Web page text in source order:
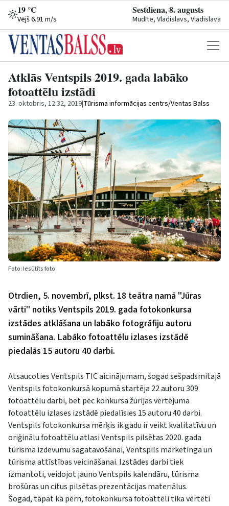
19 °C
Vējš 6.91 m/s
Sestdiena, 8. augusts
Mudīte, Vladislavs, Vladislava
Atklās Ventspils 2019. gada labāko
fotoattēlu izstādi
23. oktobris, 12:32, 2019|Tūrisma informācijas centrs/Ventas Balss
Foto: Iesūtīts foto
Otrdien, 5. novembrī, plkst. 18 teātra namā ''Jūras
vārti'' notiks Ventspils 2019. gada fotokonkursa
izstādes atklāšana un labāko fotogrāfiju autoru
sumināšana. Labāko fotoattēlu izlases izstādē
piedalās 15 autoru 40 darbi.
Atsaucoties Ventspils TIC aicinājumam, šogad sešpadsmitajā
Ventspils fotokonkursā kopumā startēja 22 autoru 309
fotoattēlu darbi, bet pēc konkursa žūrijas vērtējuma
fotoattēlu izlases izstādē piedalīsies 15 autoru 40 darbi.
Ventspils fotokonkursa mērķis ik gadu ir veikt kvalitatīvu un
oriģinālu fotoattēlu atlasi Ventspils pilsētas 2020. gada
tūrisma izdevumu sagatavošanai, Ventspils mārketinga un
tūrisma attīstības veicināšanai. Izstādes darbi tiek
izmantoti, veidojot jauno Ventspils kalendāru, tūrisma
brošūras un citus pilsētas prezentācijas materiālus.
Šogad, tāpat kā pērn, fotokonkursā fotoattēli tika vērtēti